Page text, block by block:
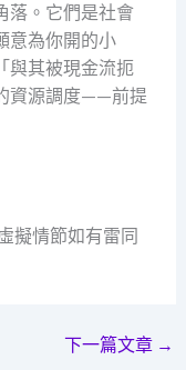
落。它們是社會
意為你開的小
與其被現金流扼
資源調度——前提
擬情節如有雷同
下一篇文章 →